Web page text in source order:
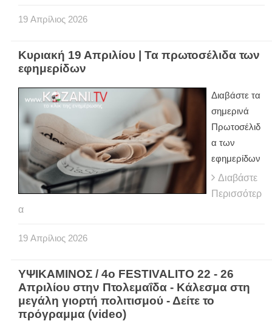
19 Απρίλιος 2026
Κυριακή 19 Απριλίου | Τα πρωτοσέλιδα των
εφημερίδων
Διαβάστε τα
σημερινά
Πρωτοσέλιδ
α των
εφημερίδων
Διαβάστε
Περισσότερ
α
19 Απρίλιος 2026
ΥΨΙΚΑΜΙΝΟΣ / 4ο FESTIVALITO 22 - 26
Απριλίου στην Πτολεμαΐδα - Κάλεσμα στη
μεγάλη γιορτή πολιτισμού - Δείτε το
πρόγραμμα (video)